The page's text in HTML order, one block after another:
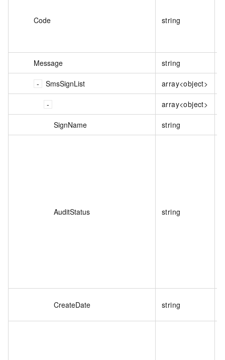
Code string
Message string
SmsSignList array<object>
array<object>
SignName string
AuditStatus string
CreateDate string